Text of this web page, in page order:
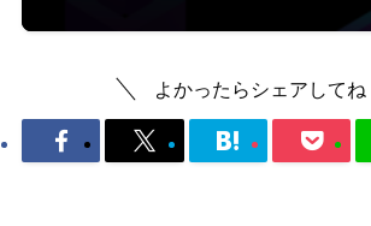
よかったらシェアしてね